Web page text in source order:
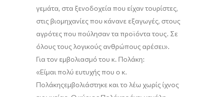
γεμάτα, στα ξενοδοχεία που είχαν τουρίστες,
στις βιομηχανίες που κάνανε εξαγωγές, στους
αγρότες που πούλησαν τα προϊόντα τους. Σε
όλους τους λογικούς ανθρώπους αρέσει».
Για τον εμβολιασμό του κ. Πολάκη:
«Είμαι πολύ ευτυχής που ο κ.
Πολάκηςεμβολιάστηκε και το λέω χωρίς ίχνος